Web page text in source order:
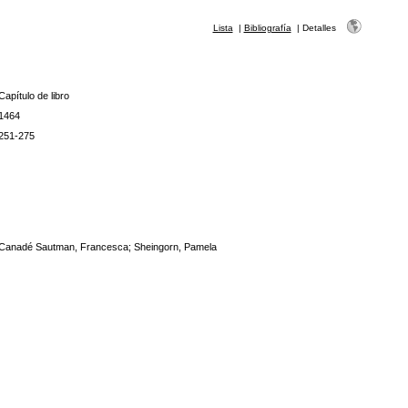
Lista | Bibliografía | Detalles
de libro
1464
275
Sautman, Francesca; Sheingorn, Pamela